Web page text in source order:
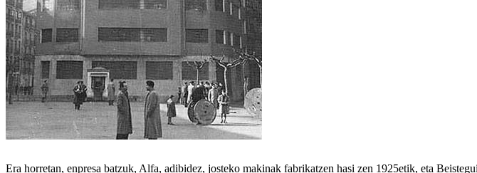
Era horretan, enpresa batzuk, Alfa, adibidez, josteko makinak fabrikatzen hasi zen 1925etik, eta